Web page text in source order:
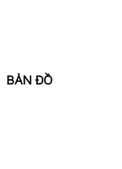
BẢN ĐỒ